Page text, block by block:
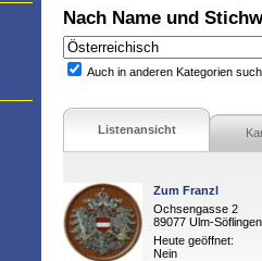
Nach Name und
Auch in anderen Kategorien
Listenansicht
Zum Franzl
Ochsengasse 2
89077 Ulm-Söflingen
Heute geöffnet:
Nein